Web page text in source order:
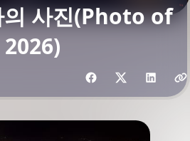
의 사진(Photo of
Share with friends